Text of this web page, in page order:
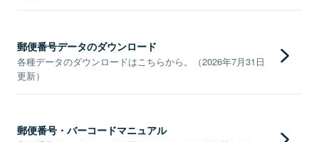
郵便番号データのダウンロード
各種データのダウンロードはこちらから。（2026年7月31日
更新）
郵便番号・バーコードマニュアル